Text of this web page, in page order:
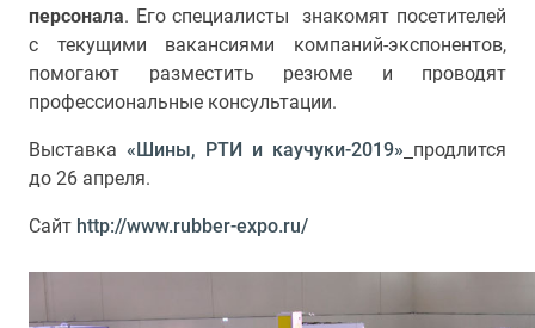
персонала. Его специалисты знакомят посетителей
с текущими вакансиями компаний-экспонентов,
помогают разместить резюме и проводят
профессиональные консультации.
Выставка «Шины, РТИ и каучуки-2019» продлится
до 26 апреля.
Сайт http://www.rubber-expo.ru/